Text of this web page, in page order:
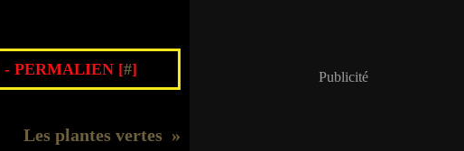
- PERMALIEN [#]
Les plantes vertes
Publicité